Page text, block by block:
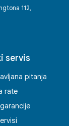
112,
servis
pitanja
rate